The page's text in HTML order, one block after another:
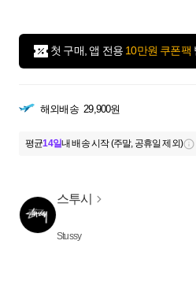
첫 구매, 앱 전용 10만원 쿠폰팩
해외배송 29,900원
평균14일내 배송 시작 (주말, 공휴일 제외)
스투시
Stussy